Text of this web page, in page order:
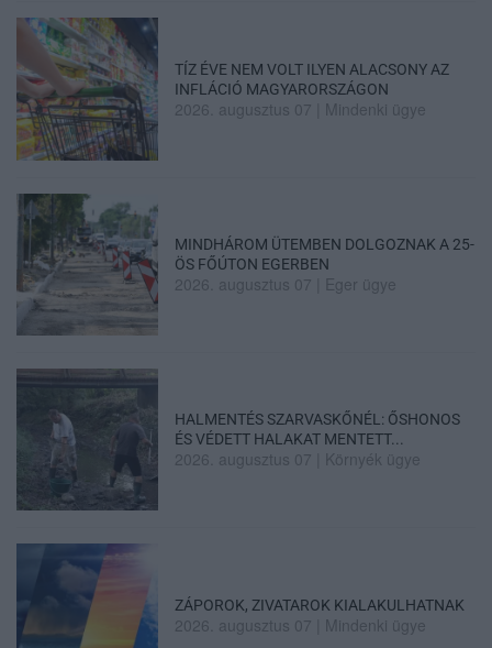
TÍZ ÉVE NEM VOLT ILYEN ALACSONY AZ
INFLÁCIÓ MAGYARORSZÁGON
2026. augusztus 07 Mindenki ügye
MINDHÁROM ÜTEMBEN DOLGOZNAK A 25-
ÖS FŐÚTON EGERBEN
2026. augusztus 07 Eger ügye
HALMENTÉS SZARVASKŐNÉL: ŐSHONOS
ÉS VÉDETT HALAKAT MENTETT...
2026. augusztus 07 Környék ügye
ZÁPOROK, ZIVATAROK KIALAKULHATNAK
2026. augusztus 07 Mindenki ügye